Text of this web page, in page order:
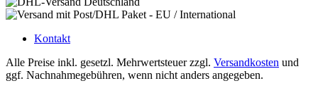
Kontakt
Alle Preise inkl. gesetzl. Mehrwertsteuer zzgl. Versandkosten und
ggf. Nachnahmegebühren, wenn nicht anders angegeben.